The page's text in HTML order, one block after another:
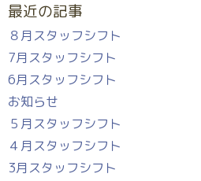
最近の記事
８月スタッフシフト
7月スタッフシフト
6月スタッフシフト
お知らせ
５月スタッフシフト
４月スタッフシフト
3月スタッフシフト